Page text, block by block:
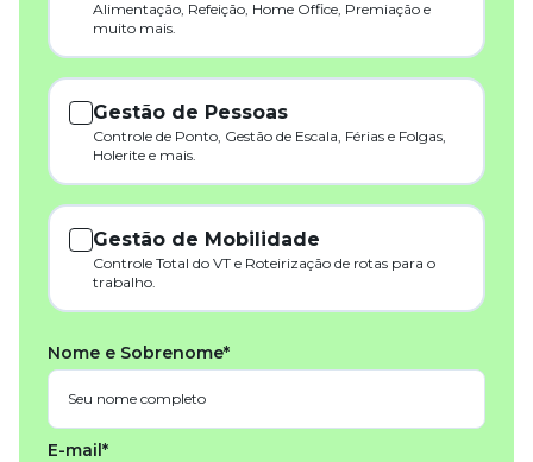
Alimentação, Refeição, Home Office, Premiação e
muito mais.
Gestão de Pessoas
Controle de Ponto, Gestão de Escala, Férias e Folgas,
Holerite e mais.
Gestão de Mobilidade
Controle Total do VT e Roteirização de rotas para o
trabalho.
Nome e Sobrenome*
E-mail*